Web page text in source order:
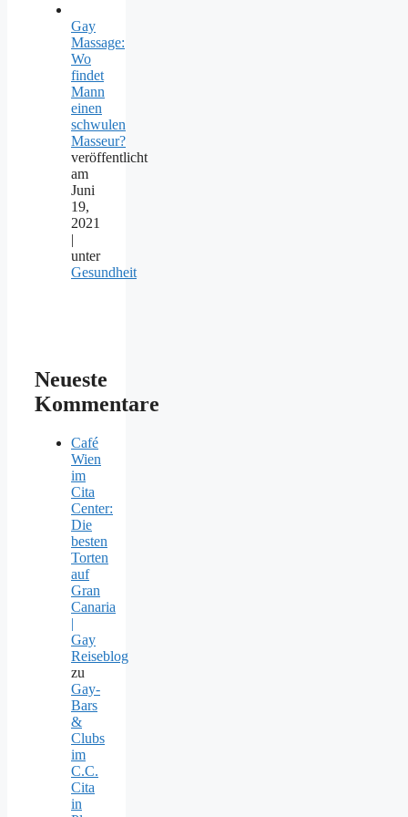
Gay
Massage:
Wo
findet
Mann
einen
schwulen
Masseur?
veröffentlicht
am
Juni
19,
2021
|
unter
Gesundheit
Neueste
Kommentare
Café
Wien
im
Cita
Center:
Die
besten
Torten
auf
Gran
Canaria
|
Gay
Reiseblog
zu
Gay-
Bars
&
Clubs
im
C.C.
Cita
in